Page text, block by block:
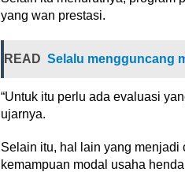
yang wan prestasi.
READ Selalu mengguncang
“Untuk itu perlu ada evaluasi
ujarnya.
Selain itu, hal lain yang menjadi
kemampuan modal usaha